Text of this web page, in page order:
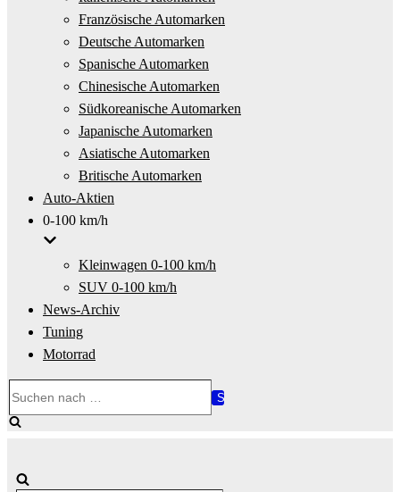
Französische Automarken
Deutsche Automarken
Spanische Automarken
Chinesische Automarken
Südkoreanische Automarken
Japanische Automarken
Asiatische Automarken
Britische Automarken
Auto-Aktien
0-100 km/h
Kleinwagen 0-100 km/h
SUV 0-100 km/h
News-Archiv
Tuning
Motorrad
nach …